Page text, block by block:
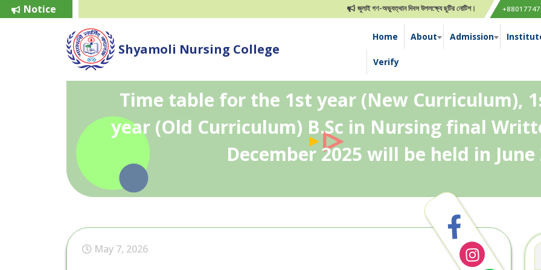
Notice জুলাই গণ-অভ্যুত্থান দিবস উপলক্ষ্যে ছুটির নোটিশ। ১ম বর্ষ সমাপনী এবং ১ম,
Shyamoli Nursing College
Home About Admission
Verify
Time table for the 1st year (New Curriculum),
year (Old Curriculum) B.Sc in Nursing final
December 2025 will be held in June
May 7, 2026